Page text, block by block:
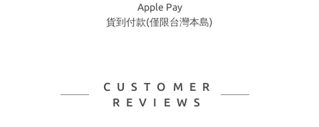
Apple Pay
貨到付款(僅限台灣本島)
CUSTOMER
REVIEWS